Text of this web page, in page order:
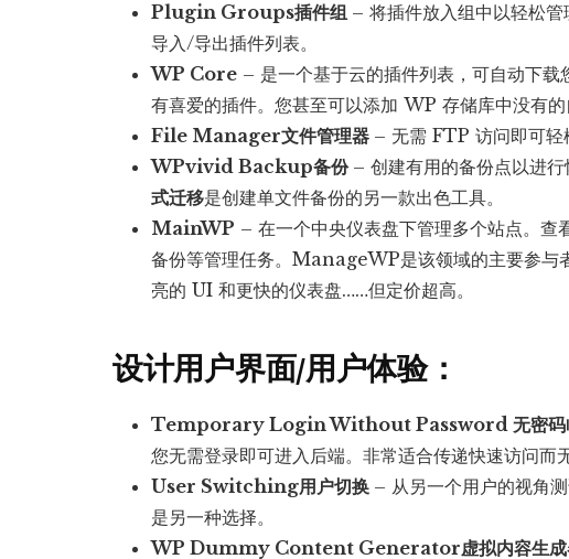
Plugin Groups插件组 – 将插件放入组中以轻松
导入/导出插件列表。
WP Core – 是一个基于云的插件列表，可自动下
有喜爱的插件。您甚至可以添加 WP 存储库中没有的
File Manager文件管理器 – 无需 FTP 访问即可轻
WPvivid Backup备份 – 创建有用的备份点以
式迁移是创建单文件备份的另一款出色工具。
MainWP – 在一个中央仪表盘下管理多个站点。查
备份等管理任务。ManageWP是该领域的主要参与
亮的 UI 和更快的仪表盘……但定价超高。
设计用户界面/用户体验：
Temporary Login Without Password 无密码
您无需登录即可进入后端。非常适合传递快速访问而
User Switching用户切换 – 从另一个用户的视角
是另一种选择。
WP Dummy Content Generator虚拟内容生